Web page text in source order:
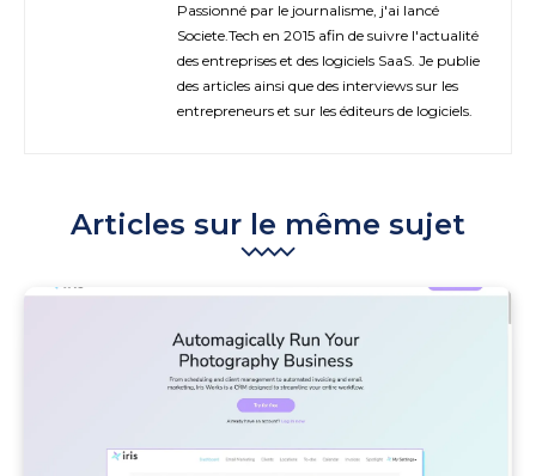
Passionné par le journalisme, j'ai lancé
Societe.Tech en 2015 afin de suivre l'actualité
des entreprises et des logiciels SaaS. Je publie
des articles ainsi que des interviews sur les
entrepreneurs et sur les éditeurs de logiciels.
Articles sur le même sujet